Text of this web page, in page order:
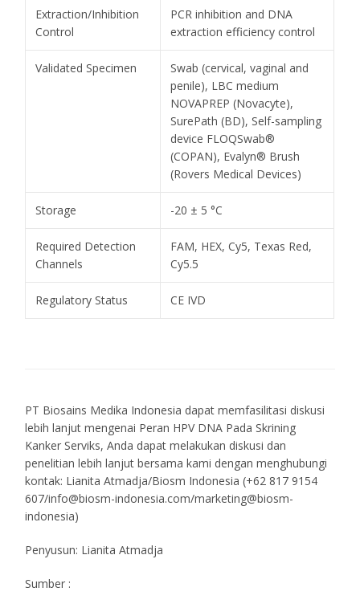
Extraction/Inhibition
Control
PCR inhibition and DNA
extraction efficiency control
Validated Specimen
Swab (cervical, vaginal and
penile), LBC medium
NOVAPREP (Novacyte),
SurePath (BD), Self-sampling
device FLOQSwab®
(COPAN), Evalyn® Brush
(Rovers Medical Devices)
Storage -20 ± 5 °C
Required Detection
Channels
FAM, HEX, Cy5, Texas Red,
Cy5.5
Regulatory Status CE IVD
PT Biosains Medika Indonesia dapat memfasilitasi diskusi
lebih lanjut mengenai Peran HPV DNA Pada Skrining
Kanker Serviks, Anda dapat melakukan diskusi dan
penelitian lebih lanjut bersama kami dengan menghubungi
kontak: Lianita Atmadja/Biosm Indonesia (+62 817 9154
607/info@biosm-indonesia.com/marketing@biosm-
indonesia)
Penyusun: Lianita Atmadja
Sumber :